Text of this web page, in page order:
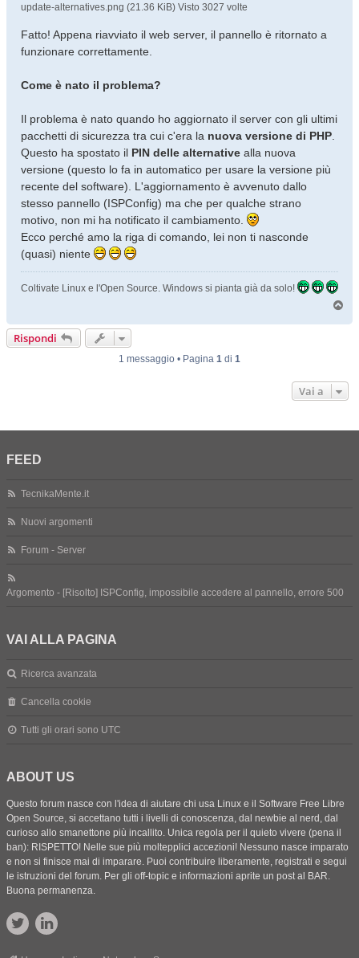
update-alternatives.png (21.36 KiB) Visto 3027 volte
Fatto! Appena riavviato il web server, il pannello è ritornato a
funzionare correttamente.
Come è nato il problema?
Il problema è nato quando ho aggiornato il server con gli ultimi
pacchetti di sicurezza tra cui c'era la nuova versione di PHP
Questo ha spostato il PIN delle alternative alla nuova
versione (questo lo fa in automatico per usare la versione più
recente del software). L'aggiornamento è avvenuto dallo
stesso pannello (ISPConfig) ma che per qualche strano
motivo, non mi ha notificato il cambiamento.
Ecco perché amo la riga di comando, lei non ti nasconde
(quasi) niente
Coltivate Linux e l'Open Source. Windows si pianta già da solo!
Rispondi
1 messaggio • Pagina 1 di 1
Vai a
FEED
TecnikaMente.it
Nuovi argomenti
Forum - Server
Argomento - [Risolto] ISPConfig, impossibile accedere al pannello, errore 500
VAI ALLA PAGINA
Ricerca avanzata
Cancella cookie
Tutti gli orari sono UTC
ABOUT US
Questo forum nasce con l'idea di aiutare chi usa Linux e il Software Free Libre
Open Source, si accettano tutti i livelli di conoscenza, dal newbie al nerd, dal
curioso allo smanettone più incallito. Unica regola per il quieto vivere (pena il
ban): RISPETTO! Nelle sue più moltepplici accezioni! Nessuno nasce imparato
e non si finisce mai di imparare. Puoi contribuire liberamente, registrati e segui
le istruzioni del forum. Per gli off-topic e informazioni aprite un post al BAR.
Buona permanenza.